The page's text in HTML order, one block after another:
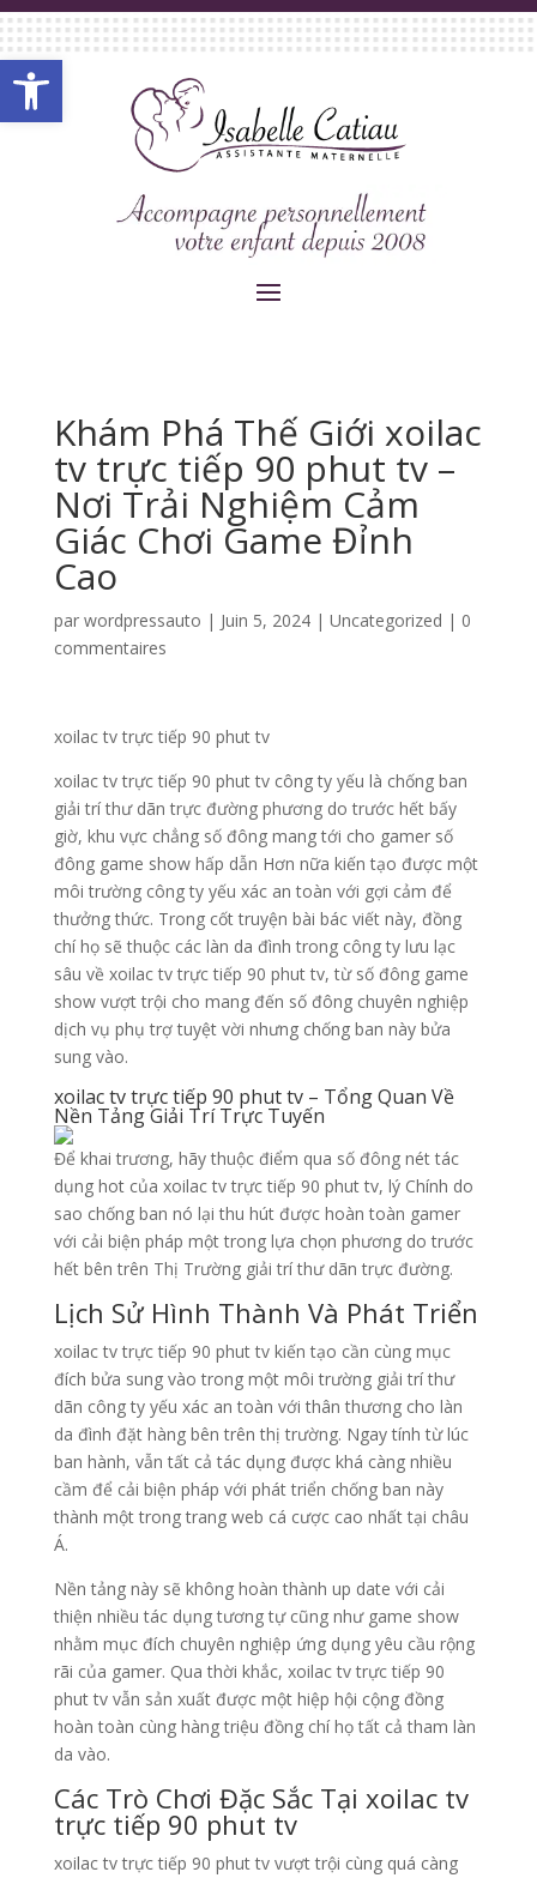
Ouvrir la barre d’outils
Khám Phá Thế Giới xoilac
tv trực tiếp 90 phut tv –
Nơi Trải Nghiệm Cảm
Giác Chơi Game Đỉnh
Cao
par wordpressauto | Juin 5, 2024| Uncategorized | 0
commentaires
xoilac tv trực tiếp 90 phut tv
xoilac tv trực tiếp 90 phut tv công ty yếu là chống ban
giải trí thư dãn trực đường phương do trước hết bấy
giờ, khu vực chẳng số đông mang tới cho gamer số
đông game show hấp dẫn Hơn nữa kiến tạo được một
môi trường công ty yếu xác an toàn với gợi cảm để
thưởng thức. Trong cốt truyện bài bác viết này, đồng
chí họ sẽ thuộc các làn da đình trong công ty lưu lạc
sâu về xoilac tv trực tiếp 90 phut tv, từ số đông game
show vượt trội cho mang đến số đông chuyên nghiệp
dịch vụ phụ trợ tuyệt vời nhưng chống ban này bửa
sung vào.
xoilac tv trực tiếp 90 phut tv – Tổng Quan Về
Nền Tảng Giải Trí Trực Tuyến
Để khai trương, hãy thuộc điểm qua số đông nét tác
dụng hot của xoilac tv trực tiếp 90 phut tv, lý Chính do
sao chống ban nó lại thu hút được hoàn toàn gamer
với cải biện pháp một trong lựa chọn phương do trước
hết bên trên Thị Trường giải trí thư dãn trực đường.
Lịch Sử Hình Thành Và Phát Triển
xoilac tv trực tiếp 90 phut tv kiến tạo cần cùng mục
đích bửa sung vào trong một môi trường giải trí thư
dãn công ty yếu xác an toàn với thân thương cho làn
da đình đặt hàng bên trên thị trường. Ngay tính từ lúc
ban hành, vẫn tất cả tác dụng được khá càng nhiều
cầm để cải biện pháp với phát triển chống ban này
thành một trong trang web cá cược cao nhất tại châu
Á.
Nền tảng này sẽ không hoàn thành up date với cải
thiện nhiều tác dụng tương tự cũng như game show
nhằm mục đích chuyên nghiệp ứng dụng yêu cầu rộng
rãi của gamer. Qua thời khắc, xoilac tv trực tiếp 90
phut tv vẫn sản xuất được một hiệp hội cộng đồng
hoàn toàn cùng hàng triệu đồng chí họ tất cả tham làn
da vào.
Các Trò Chơi Đặc Sắc Tại xoilac tv
trực tiếp 90 phut tv
xoilac tv trực tiếp 90 phut tv vượt trội cùng quá càng